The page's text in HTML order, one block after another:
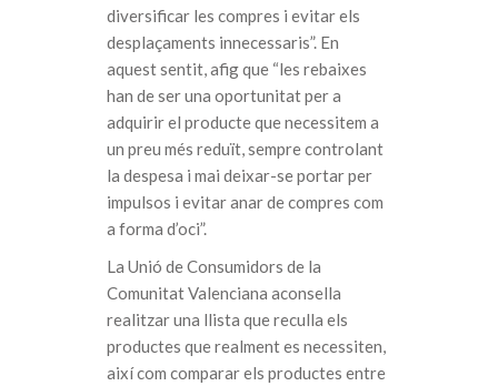
diversificar les compres i evitar els
desplaçaments innecessaris”. En
aquest sentit, afig que “les rebaixes
han de ser una oportunitat per a
adquirir el producte que necessitem a
un preu més reduït, sempre controlant
la despesa i mai deixar-se portar per
impulsos i evitar anar de compres com
a forma d’oci”.
La Unió de Consumidors de la
Comunitat Valenciana aconsella
realitzar una llista que reculla els
productes que realment es necessiten,
així com comparar els productes entre